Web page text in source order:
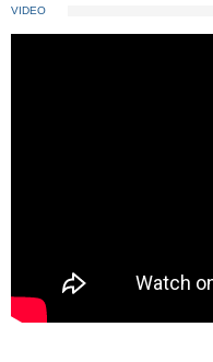
VIDEO